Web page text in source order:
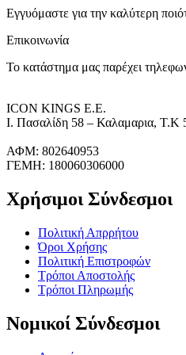
Εγγυόμαστε για την καλύτερη
Επικοινωνία
Το κατάστημα μας παρέχει
ICON KINGS Ε.Ε.
Ι. Πασαλίδη 58 – Καλαμαρια, Τ.Κ
ΑΦΜ: 802640953
ΓΕΜΗ: 180060306000
Χρήσιμοι Σύνδεσμοι
Πολιτική Απρρήτου
Όροι Χρήσης
Πολιτική Επιστροφών
Τρόποι Αποστολής
Τρόποι Πληρωμής
Νομικοί Σύνδεσμοι